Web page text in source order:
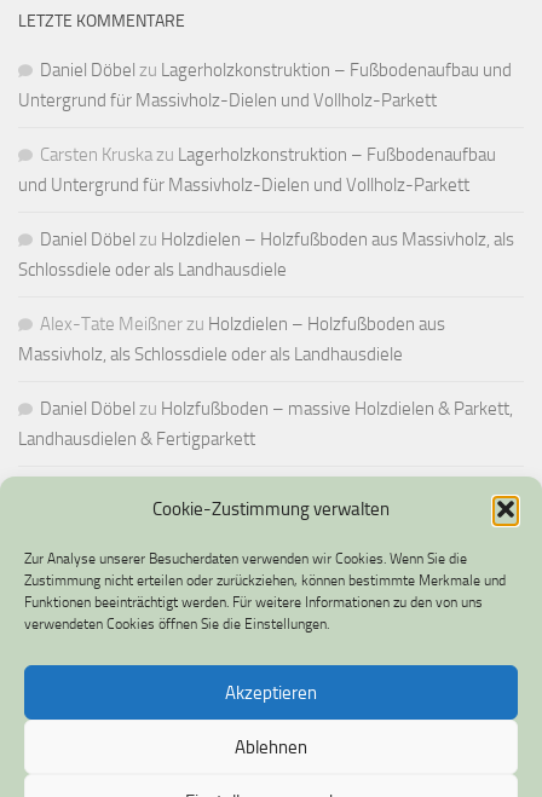
Cookie-Zustimmung verwalten
Zur Analyse unserer Besucherdaten verwenden wir Cookies. Wenn Sie die
Zustimmung nicht erteilen oder zurückziehen, können bestimmte Merkmale und
Funktionen beeinträchtigt werden. Für weitere Informationen zu den von uns
verwendeten Cookies öffnen Sie die Einstellungen.
Akzeptieren
Ablehnen
LETZTE KOMMENTARE
Daniel Döbel zu Lagerholzkonstruktion – Fußbodenaufbau und
Untergrund für Massivholz-Dielen und Vollholz-Parkett
Carsten Kruskazu Lagerholzkonstruktion – Fußbodenaufbau
und Untergrund für Massivholz-Dielen und Vollholz-Parkett
Daniel Döbel zu Holzdielen – Holzfußboden aus Massivholz, als
Schlossdiele oder als Landhausdiele
Alex-Tate Meißnerzu Holzdielen – Holzfußboden aus
Massivholz, als Schlossdiele oder als Landhausdiele
Daniel Döbel zu Holzfußboden – massive Holzdielen & Parkett,
Landhausdielen & Fertigparkett
Impressum
Datenschutz